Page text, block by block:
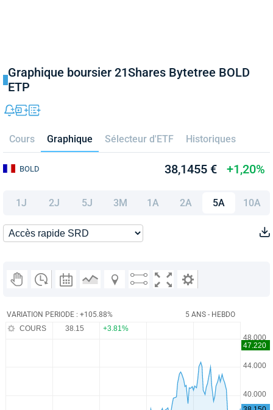
Graphique boursier 21Shares Bytetree BOLD
ETP
Cours Graphique Sélecteur d'ETF Historiques
BOLD 38,1455 € +1,20%
1J 2J 5J 3M 1A 2A 5A 10A
VARIATION PERIODE : +105.88% 5 ANS - HEBDO
COURS 38.15 +3.81%